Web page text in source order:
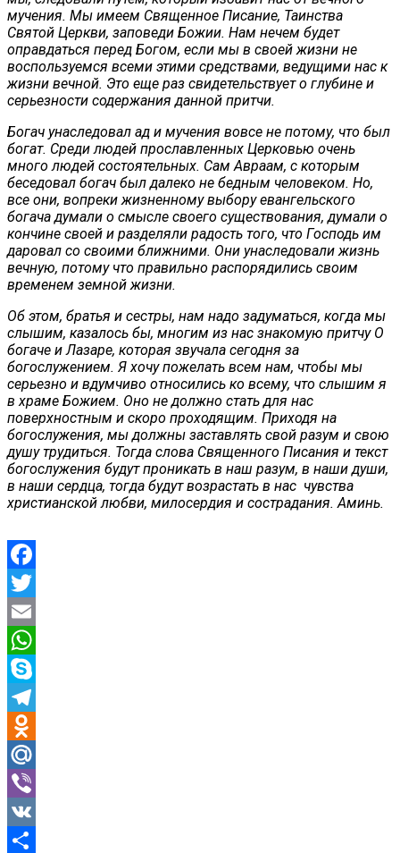
мучения. Мы имеем Священное Писание, Таинства
Святой Церкви, заповеди Божии. Нам нечем будет
оправдаться перед Богом, если мы в своей жизни не
воспользуемся всеми этими средствами, ведущими нас к
жизни вечной. Это еще раз свидетельствует о глубине и
серьезности содержания данной притчи.
Богач унаследовал ад и мучения вовсе не потому, что был
богат. Среди людей прославленных Церковью очень
много людей состоятельных. Сам Авраам, с которым
беседовал богач был далеко не бедным человеком. Но,
все они, вопреки жизненному выбору евангельского
богача думали о смысле своего существования, думали о
кончине своей и разделяли радость того, что Господь им
даровал со своими ближними. Они унаследовали жизнь
вечную, потому что правильно распорядились своим
временем земной жизни.
Об этом, братья и сестры, нам надо задуматься, когда мы
слышим, казалось бы, многим из нас знакомую притчу О
богаче и Лазаре, которая звучала сегодня за
богослужением. Я хочу пожелать всем нам, чтобы мы
серьезно и вдумчиво относились ко всему, что слышим я
в храме Божием. Оно не должно стать для нас
поверхностным и скоро проходящим. Приходя на
богослужения, мы должны заставлять свой разум и свою
душу трудиться. Тогда слова Священного Писания и текст
богослужения будут проникать в наш разум, в наши души,
в наши сердца, тогда будут возрастать в нас чувства
христианской любви, милосердия и сострадания. Аминь.
Facebook
Twitter
Email
WhatsApp
Skype
Telegram
Odnoklassniki
Mail.Ru
Viber
VK